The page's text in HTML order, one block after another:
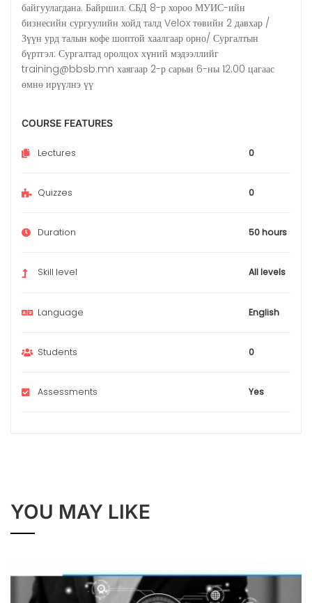
байгуулагдана. Байршил: СБД 8-р хороо МУИС-ийн
бизнесийн сургуулийн хойд талд Velox төвийн 2 давхар /
Зүүн урд талын кофе шоптой хаалгаар орно/ Сургалтын
бүртгэл: Сургалтад оролцох хүний мэдээллийг
training@bbsb.mn хаягаар 2-р сарын 6-ны 12:00 цагаас
өмнө ирүүлнэ үү
COURSE FEATURES
Lectures 0
Quizzes 0
Duration 50 hours
Skill level All levels
Language English
Students 0
Assessments Yes
YOU MAY LIKE